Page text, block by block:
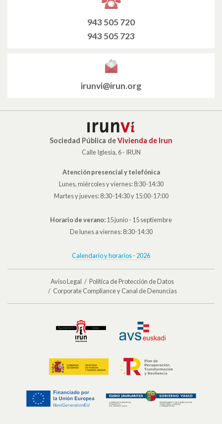
Sociedad Pública deVivienda de Irun
Calle Iglesia, 6 - IRUN
Atención presencial y telefónica
Lunes, miércoles y viernes: 8:30-14:30
Martes y jueves: 8:30-14:30 y 15:00-17:00
Horario de verano:15 junio - 15 septiembre
De lunes a viernes: 8:30-14:30
Calendario y horarios - 2026
943 505 720
943 505 723
irunvi@irun.org
Aviso Legal
Política de Protección de Datos
Corporate Compliance y Canal de Denuncias